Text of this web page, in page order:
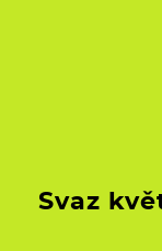
Svaz